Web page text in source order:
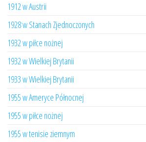
1912 w Austrii
1928 w Stanach Zjednoczonych
1932 w piłce nożnej
1932 w Wielkiej Brytanii
1933 w Wielkiej Brytanii
1955 w Ameryce Północnej
1955 w piłce nożnej
1955 w tenisie ziemnym